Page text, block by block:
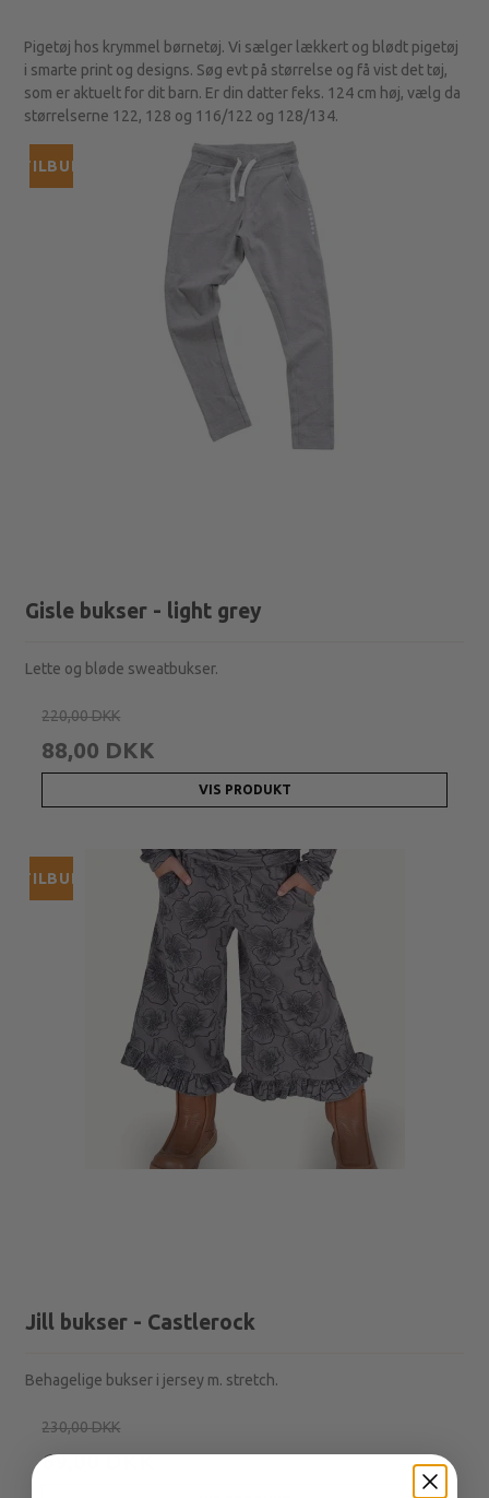
Pigetøj hos krymmel børnetøj. Vi sælger lækkert og blødt pigetøj
i smarte print og designs. Søg evt på størrelse og få vist det tøj,
som er aktuelt for dit barn. Er din datter feks. 124 cm høj, vælg da
størrelserne 122, 128 og 116/122 og 128/134.
TILBUD
Gisle bukser - light grey
Lette og bløde sweatbukser.
220,00 DKK
88,00 DKK
VIS PRODUKT
TILBUD
Jill bukser - Castlerock
Behagelige bukser i jersey m. stretch.
230,00 DKK
69,00 DKK